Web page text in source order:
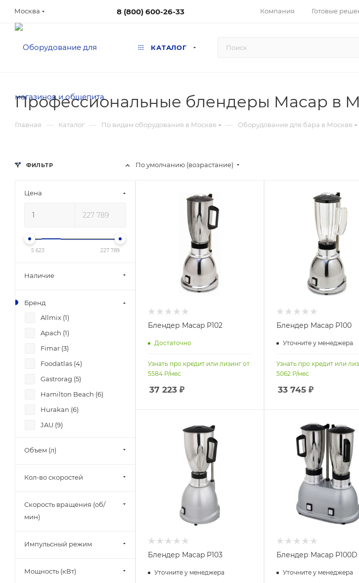
Москва 8 (800) 600-26-33 Компания Готовые
КАТАЛОГ
Профессиональные блендеры Macap в
Главная — Каталог — По видам оборудования в Москве — Оборудование для бара в Москве
По умолчанию (возрастание)
Блендер Macap P102
Достаточно
Узнать про кредит или лизинг от
5584 Р/мес
37 223 ₽
Блендер Macap P100
Уточните у менеджера
Узнать про кредит или
5062 Р/мес
33 745₽
Блендер Macap P103
Уточните у менеджера
Блендер Macap P100D
Уточните у менеджера
ФИЛЬТР
Цена
5 623 227 789
Наличие
Бренд
Allmix (1)
Apach (1)
Fimar (3)
Foodatlas (4)
Gastrorag (5)
Hamilton Beach (6)
Hurakan (6)
JAU (9)
Macap (
Объем (л)
Кол-во скоростей
Скорость вращения (об/
мин)
Импульсный режим
Мощность (кВт)